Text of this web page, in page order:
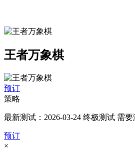
王者万象棋
预订
策略
最新测试：2026-03-24 终极测试 需
预订
×